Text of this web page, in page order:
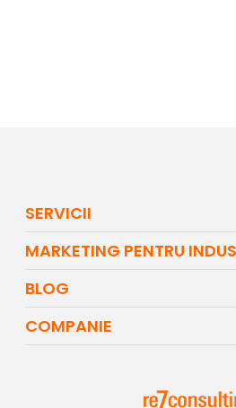
SERVICII
MARKETING PENTRU
BLOG
COMPANIE